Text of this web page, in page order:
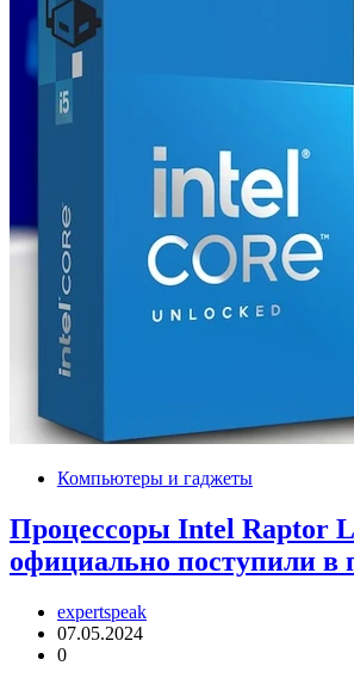
Компьютеры и гаджеты
Процессоры Intel Raptor
официально поступили в
expertspeak
07.05.2024
0